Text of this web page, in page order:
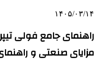
۱۴۰۵/۰۳/۱۴
راهنمای جامع فولی
مزایای صنعتی و